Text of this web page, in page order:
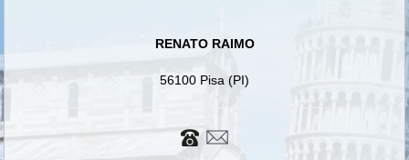
RENATO RAIMO
56100 Pisa (PI)